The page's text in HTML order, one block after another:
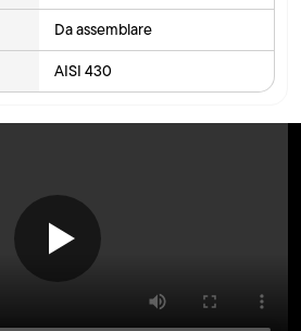
Da assemblare
AISI 430